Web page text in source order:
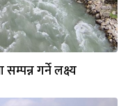
गर्ने लक्ष्य